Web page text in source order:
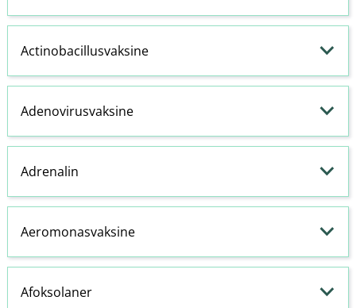
Actinobacillusvaksine
Adenovirusvaksine
Adrenalin
Aeromonasvaksine
Afoksolaner